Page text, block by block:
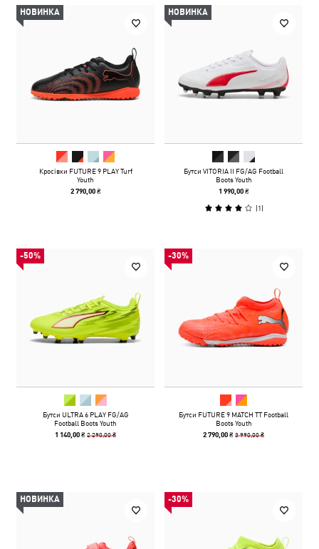
НОВИНКА
Кросівки FUTURE 9 PLAY Turf
Youth
2 790,00 ₴
НОВИНКА
Бутси VITORIA II FG/AG Football
Boots Youth
1 990,00 ₴
(1)
-50%
Бутси ULTRA 6 PLAY FG/AG
Football Boots Youth
1 140,00 ₴2 290,00 ₴
-30%
Бутси FUTURE 9 MATCH TT Football
Boots Youth
2 790,00 ₴3 990,00 ₴
НОВИНКА -30%